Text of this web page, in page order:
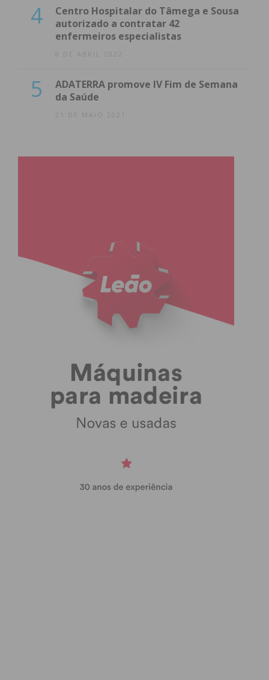
4
Centro Hospitalar do Tâmega e Sousa
autorizado a contratar 42
enfermeiros especialistas
8 DE ABRIL 2022
5
ADATERRA promove IV Fim de Semana
da Saúde
21 DE MAIO 2021